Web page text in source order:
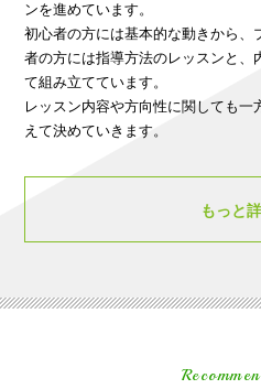
ンを進めています。
初心者の方には基本的な動きから、
者の方には指導方法のレッスンと、
て組み立てています。
レッスン内容や方向性に関しても
えて決めていきます。
もっと